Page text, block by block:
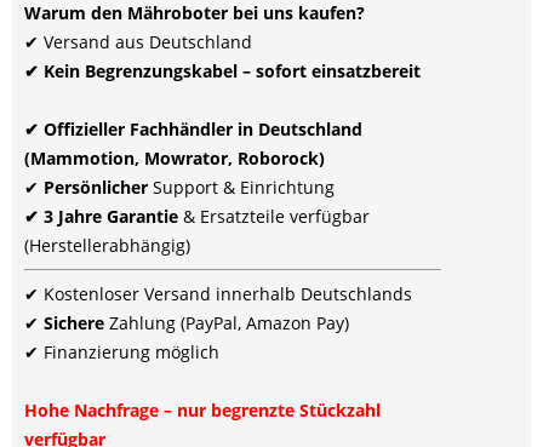
Warum den Mähroboter bei uns kaufen?
✔ Versand aus Deutschland
✔ Kein Begrenzungskabel – sofort einsatzbereit
✔ Offizieller Fachhändler in Deutschland
(Mammotion, Mowrator, Roborock)
✔ Persönlicher Support & Einrichtung
✔ 3 Jahre Garantie & Ersatzteile verfügbar
(Herstellerabhängig)
✔ Kostenloser Versand innerhalb Deutschlands
✔ Sichere Zahlung (PayPal, Amazon Pay)
✔ Finanzierung möglich
Hohe Nachfrage – nur begrenzte Stückzahl
verfügbar